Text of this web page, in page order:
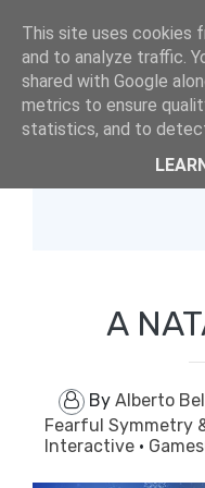
Showing
A
By Alberto
Fearful Symmetry
Interactive ·
This site uses cookies
and to analyze traffic.
shared with Google
metrics to ensure
statistics, and to